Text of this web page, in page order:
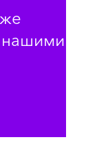
нашими